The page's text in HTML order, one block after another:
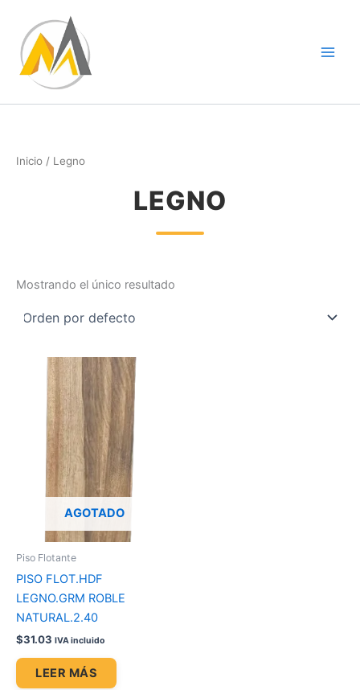
contenido
Inicio / Legno
LEGNO
Mostrando el único resultado
AGOTADO
Piso Flotante
PISO FLOT.HDF
LEGNO.GRM ROBLE
NATURAL.2.40
$31.03 IVA incluido
LEER MÁS